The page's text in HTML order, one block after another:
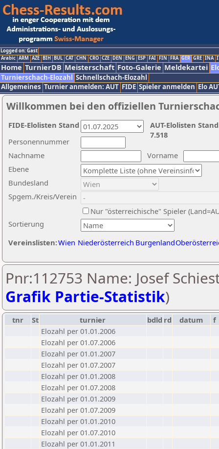
Logged on: Gast
Arabic ARM AZE BIH BUL CAT CHN CRO CZE DEN ENG ESP FAI FIN FRA GER GRE INA
Home TurnierDB Meisterschaft Foto-Galerie Meldekartei
Turnierschach-Elozahl Schnellschach-Elozahl
Allgemeines Turnier anmelden: AUT FIDE Spieler anmelden Elo
Willkommen bei den offiziellen
Nachname
Vorname
Ebene
Sortierung
Personennummer
Bundesland
Spgem./Kreis/Verein
Nur "österreichische" Spieler
Vereinslisten:Wien Niederösterreich Burgenland
AUT-Elolisten
7.518
FIDE-Elolisten Stand
Pnr:112753 Name: Josef
Grafik Partie-Statistik)
tnr St turnier bdld rd datum
f
Elozahl per 01.01.2006
Elozahl per 01.07.2006
Elozahl per 01.01.2007
Elozahl per 01.07.2007
Elozahl per 01.01.2008
Elozahl per 01.07.2008
Elozahl per 01.01.2009
Elozahl per 01.07.2009
Elozahl per 01.01.2010
Elozahl per 01.07.2010
Elozahl per 01.01.2011